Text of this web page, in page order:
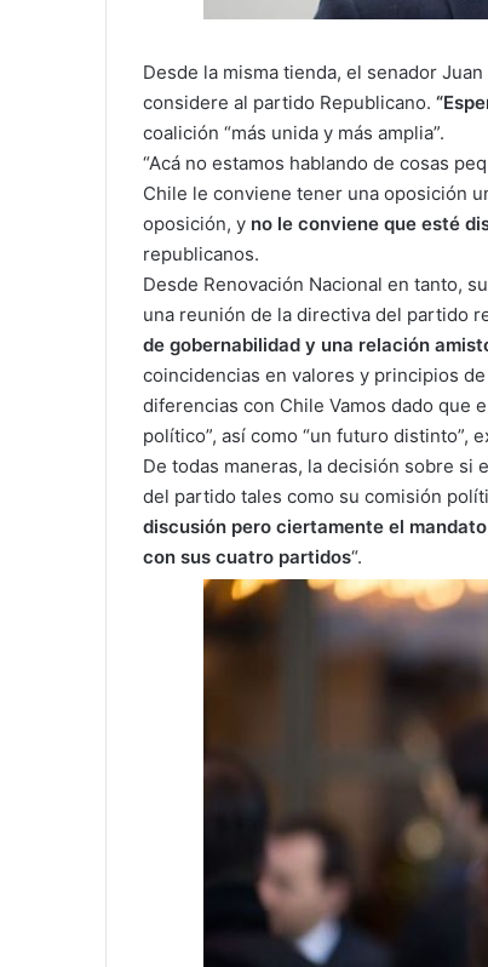
Desde la misma tienda, el senador
considere al partido Republicano.
coalición “más unida y más amplia”.
“Acá no estamos hablando de cosas
Chile le conviene tener una oposición
oposición, y no le conviene que esté
republicanos.
Desde Renovación Nacional en tanto,
una reunión de la directiva del partido
de gobernabilidad y una relación
coincidencias en valores y principios
diferencias con Chile Vamos dado que
político”, así como “un futuro distinto”,
De todas maneras, la decisión sobre si
del partido tales como su comisión
discusión pero ciertamente el
con sus cuatro partidos“.